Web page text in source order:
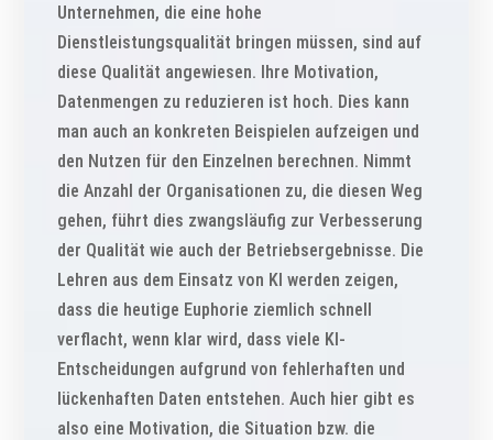
Unternehmen, die eine hohe
Dienstleistungsqualität bringen müssen, sind auf
diese Qualität angewiesen. Ihre Motivation,
Datenmengen zu reduzieren ist hoch. Dies kann
man auch an konkreten Beispielen aufzeigen und
den Nutzen für den Einzelnen berechnen. Nimmt
die Anzahl der Organisationen zu, die diesen Weg
gehen, führt dies zwangsläufig zur Verbesserung
der Qualität wie auch der Betriebsergebnisse. Die
Lehren aus dem Einsatz von KI werden zeigen,
dass die heutige Euphorie ziemlich schnell
verflacht, wenn klar wird, dass viele KI-
Entscheidungen aufgrund von fehlerhaften und
lückenhaften Daten entstehen. Auch hier gibt es
also eine Motivation, die Situation bzw. die